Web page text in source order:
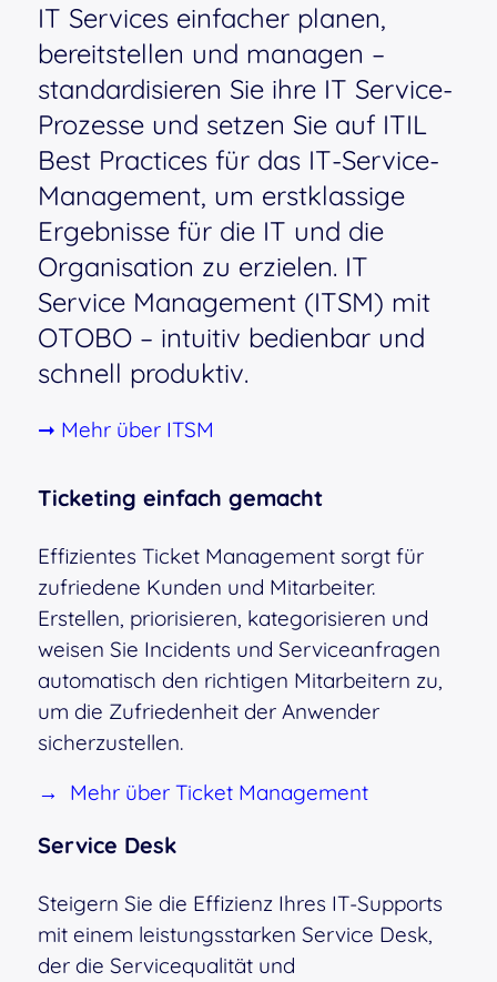
IT Services einfacher planen,
bereitstellen und managen –
standardisieren Sie ihre IT Service-
Prozesse und setzen Sie auf ITIL
Best Practices für das IT-Service-
Management, um erstklassige
Ergebnisse für die IT und die
Organisation zu erzielen. IT
Service Management (ITSM) mit
OTOBO – intuitiv bedienbar und
schnell produktiv.
➞ Mehr über ITSM
Ticketing einfach gemacht
Effizientes Ticket Management sorgt für
zufriedene Kunden und Mitarbeiter.
Erstellen, priorisieren, kategorisieren und
weisen Sie Incidents und Serviceanfragen
automatisch den richtigen Mitarbeitern zu,
um die Zufriedenheit der Anwender
sicherzustellen.
→
Mehr über Ticket Management
Service Desk
Steigern Sie die Effizienz Ihres IT-Supports
mit einem leistungsstarken Service Desk,
der die Servicequalität und